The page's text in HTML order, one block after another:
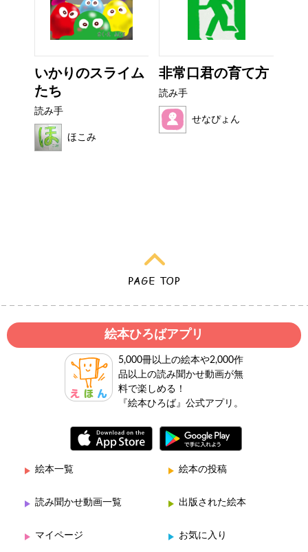
いかりのスライム
たち
読み手
ほこみ
非常口君の育て方
読み手
せなぴょん
絵本ひろばアプリ
5,000冊以上の絵本や2,000作
品以上の読み聞かせ動画が無
料で楽しめる！
『絵本ひろば』公式アプリ。
絵本一覧 絵本の投稿
読み聞かせ動画一覧 出版された絵本
マイページ お気に入り